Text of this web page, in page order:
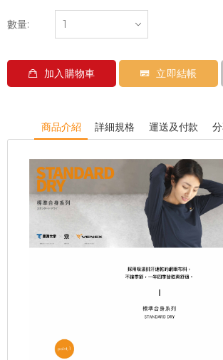
數量:
加入購物車 立即結帳
商品介紹 詳細規格 運送及付款